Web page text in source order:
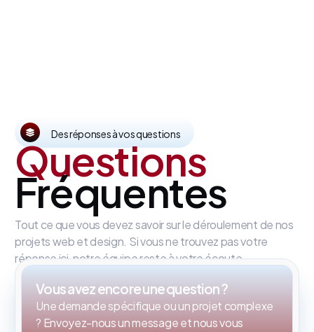
Des réponses à vos questions
Questions
Fréquentes
Tout ce que vous devez savoir sur le déroulement de nos
projets web et design. Si vous ne trouvez pas votre
réponse ici, notre équipe reste à votre écoute.
Vous avez encore une question ?
Une demande spécifique ou un projet complexe
? Envoyez-nous un message et nous vous